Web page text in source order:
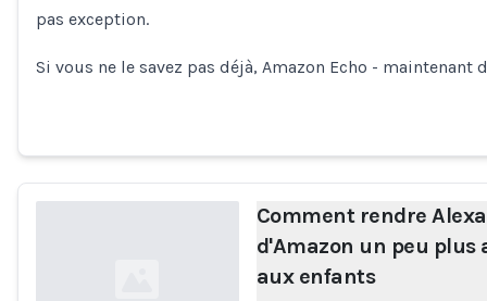
pas exception.
Si vous ne le savez pas déjà, Amazon Echo - maintenant
Comment rendre Alexa
d'Amazon un peu plus
aux enfants